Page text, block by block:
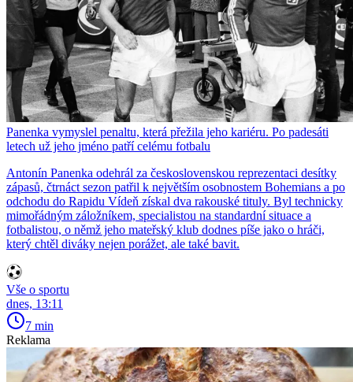
Panenka vymyslel penaltu, která přežila jeho kariéru. Po padesáti
letech už jeho jméno patří celému fotbalu
Antonín Panenka odehrál za československou reprezentaci desítky
zápasů, čtrnáct sezon patřil k největším osobnostem Bohemians a po
odchodu do Rapidu Vídeň získal dva rakouské tituly. Byl technicky
mimořádným záložníkem, specialistou na standardní situace a
fotbalistou, o němž jeho mateřský klub dodnes píše jako o hráči,
který chtěl diváky nejen porážet, ale také bavit.
Vše o sportu
dnes, 13:11
7 min
Reklama